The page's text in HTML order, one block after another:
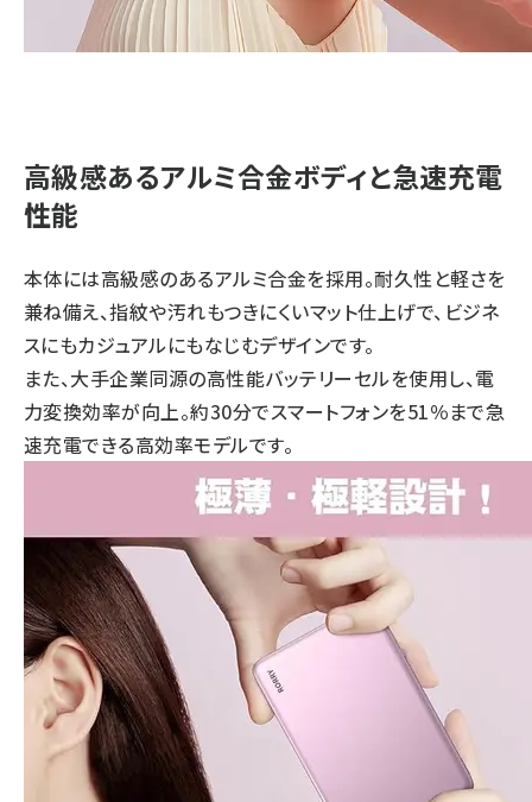
高級感あるアルミ合金ボディと急速充電
性能
本体には高級感のあるアルミ合金を採用。耐久性と軽さを
兼ね備え、指紋や汚れもつきにくいマット仕上げで、ビジネ
スにもカジュアルにもなじむデザインです。
また、大手企業同源の高性能バッテリーセルを使用し、電
力変換効率が向上。約30分でスマートフォンを51％まで急
速充電できる高効率モデルです。